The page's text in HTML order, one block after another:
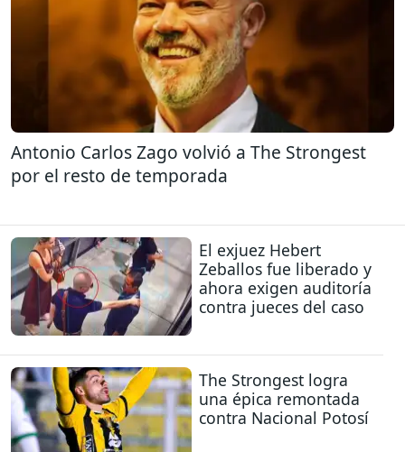
Antonio Carlos Zago volvió a The Strongest
por el resto de temporada
El exjuez Hebert
Zeballos fue liberado y
ahora exigen auditoría
contra jueces del caso
The Strongest logra
una épica remontada
contra Nacional Potosí